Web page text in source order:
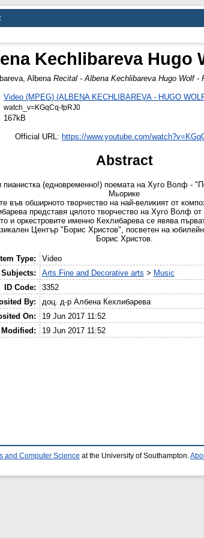
Kechlibareva Hugo
Albena Recital - Albena Kechlibareva Hugo Wolf -
Video (MPEG) (ALBENA KECHLIBAREVA - HUGO
watch_v=KGqCq-fpRJ0
167kB
Official URL: https://www.youtube.com/
Abstract
(едновременно!) поемата на Хуго Волф -
Мьорике
във обширното творчество на най-великият от
представя цялото творчество на Хуго Волф
и оркестровите именно Кехлибарева се явява
Център "Борис Христов", посветен на
Борис Христов.
Item Type:
Video
Subjects:
Arts.Fine and Decorative arts > Music
ID Code:
3352
By:
доц. д-р Албена Кехлибарева
On:
19 Jun 2017 11:52
Modified:
19 Jun 2017 11:52
and Computer Science at the University of Southampton.